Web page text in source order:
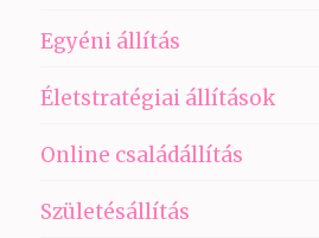
Egyéni állítás
Életstratégiai állítások
Online családállítás
Születésállítás